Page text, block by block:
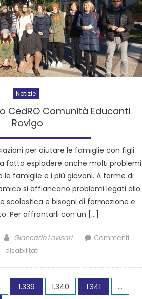
Notizie
CedRO Comunità Educanti
Rovigo
per aiutare le famiglie con figli.
fatto esplodere anche molti problemi
le famiglie e i più giovani. A forme di
si affiancano problemi legati allo
scolastica e bisogni di formazione e
Per affrontarli con un […]
Giancarlo Lovisari
Commenti
disabilitati
1.339 1.340 1.341
…